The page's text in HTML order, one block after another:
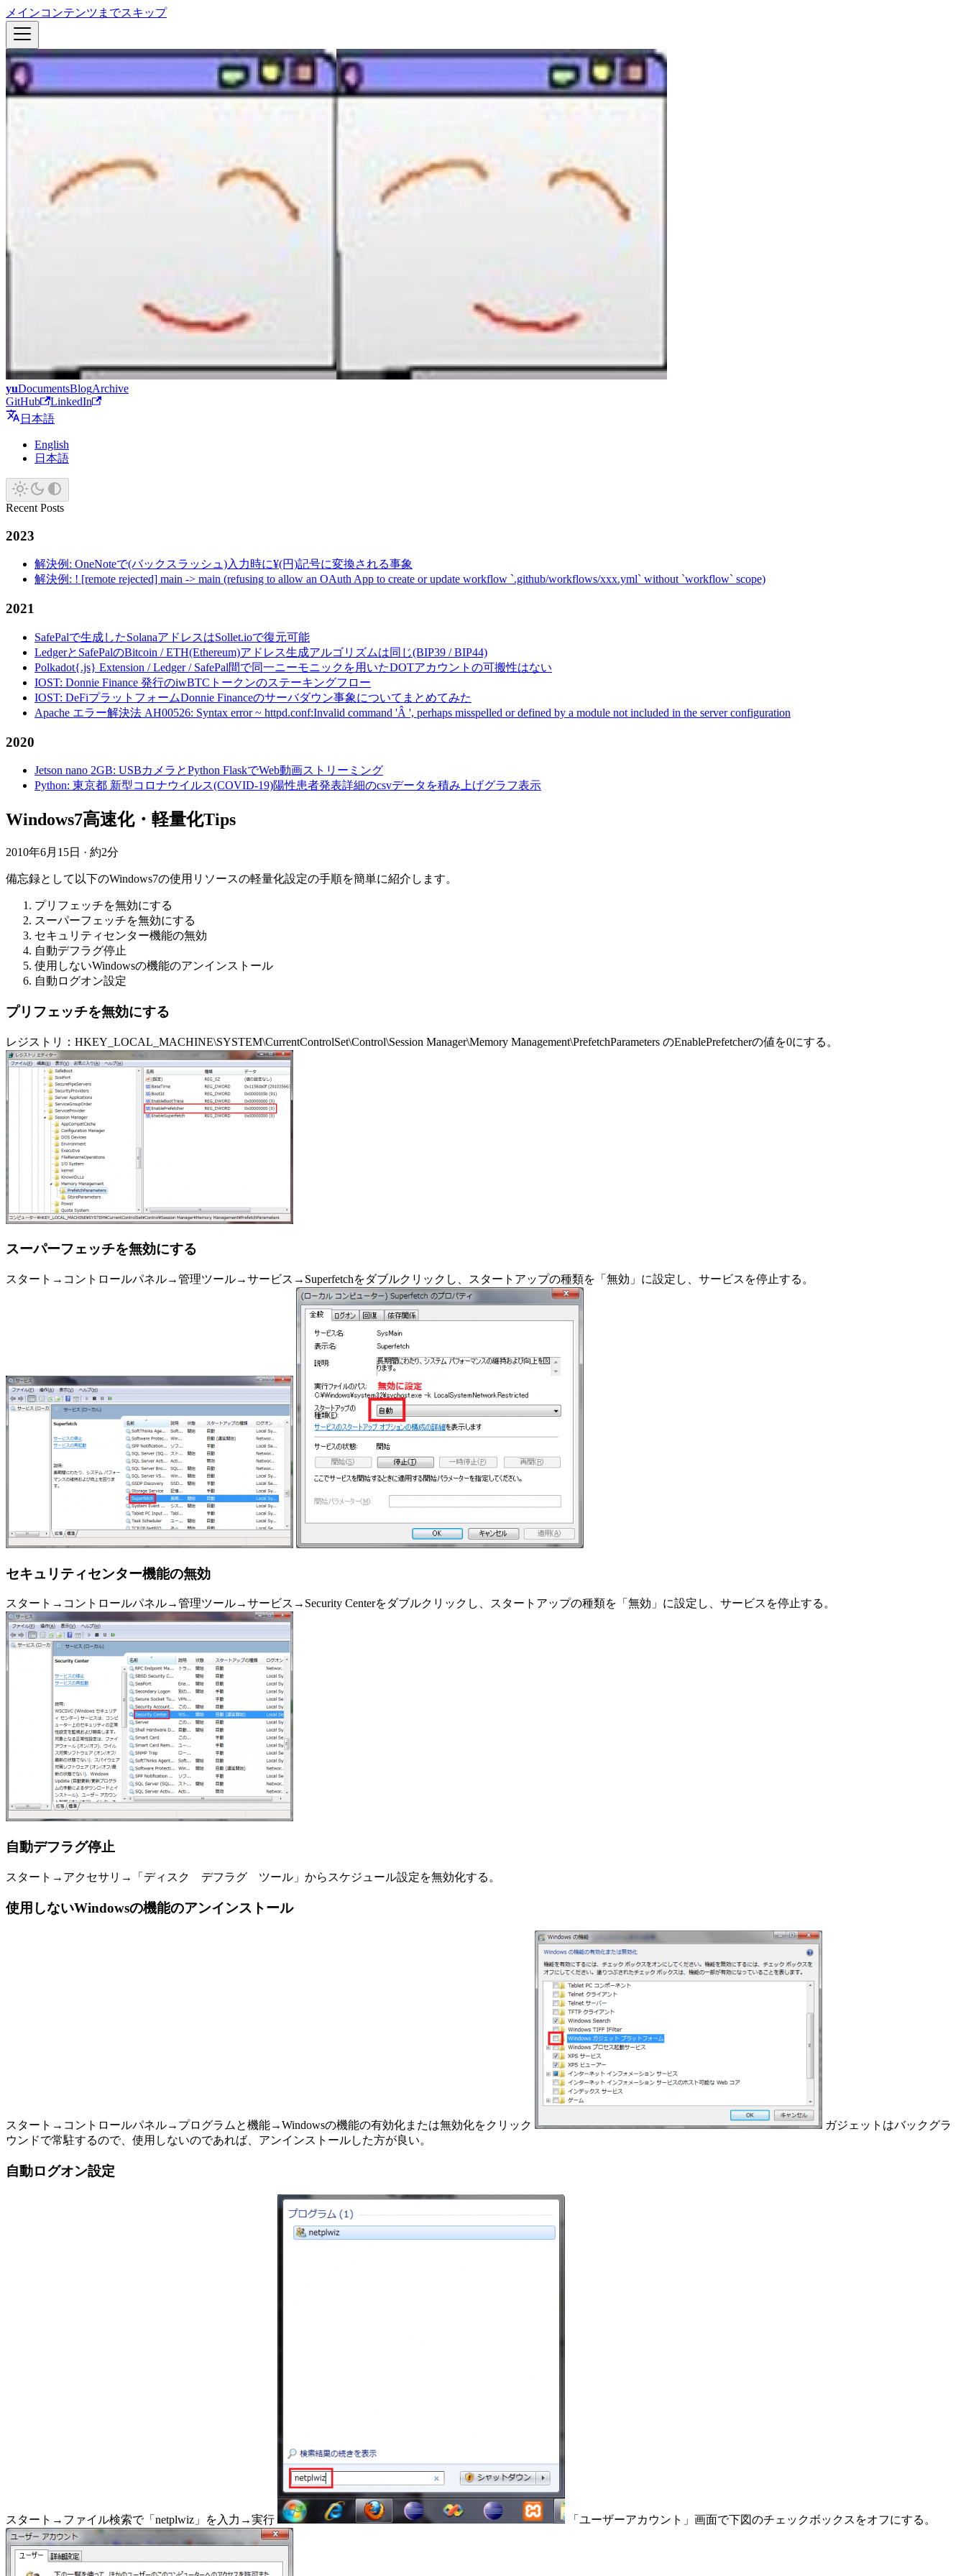
メインコンテンツまでスキップ
yuDocumentsBlogArchive
GitHub
LinkedIn
日本語
English
日本語
Recent Posts
2023
解決例: OneNoteで(バックスラッシュ)入力時に¥(円)記号に変換される事象
解決例: ! [remote rejected] main -> main (refusing to allow an OAuth App to create or update workflow `.github/workflows/xxx.yml` without `workflow` scope)
2021
SafePalで生成したSolanaアドレスはSollet.ioで復元可能
LedgerとSafePalのBitcoin / ETH(Ethereum)アドレス生成アルゴリズムは同じ(BIP39 / BIP44)
Polkadot{.js} Extension / Ledger / SafePal間で同一ニーモニックを用いたDOTアカウントの可搬性はない
IOST: Donnie Finance 発行のiwBTCトークンのステーキングフロー
IOST: DeFiプラットフォームDonnie Financeのサーバダウン事象についてまとめてみた
Apache エラー解決法 AH00526: Syntax error ~ httpd.conf:Invalid command 'Â ', perhaps misspelled or defined by a module not included in the server configuration
2020
Jetson nano 2GB: USBカメラとPython FlaskでWeb動画ストリーミング
Python: 東京都 新型コロナウイルス(COVID-19)陽性患者発表詳細のcsvデータを積み上げグラフ表示
Windows7高速化・軽量化Tips
2010年6月15日 · 約2分
備忘録として以下のWindows7の使用リソースの軽量化設定の手順を簡単に紹介します。
プリフェッチを無効にする
スーパーフェッチを無効にする
セキュリティセンター機能の無効
自動デフラグ停止
使用しないWindowsの機能のアンインストール
自動ログオン設定
プリフェッチを無効にする
レジストリ：HKEY_LOCAL_MACHINE\SYSTEM\CurrentControlSet\Control\Session Manager\Memory Management\PrefetchParameters のEnablePrefetcherの値を0にする。
スーパーフェッチを無効にする
スタート→コントロールパネル→管理ツール→サービス→Superfetchをダブルクリックし、スタートアップの種類を「無効」に設定し、サービスを停止する。
セキュリティセンター機能の無効
スタート→コントロールパネル→管理ツール→サービス→Security Centerをダブルクリックし、スタートアップの種類を「無効」に設定し、サービスを停止する。
自動デフラグ停止
スタート→アクセサリ→「ディスク デフラグ ツール」からスケジュール設定を無効化する。
使用しないWindowsの機能のアンインストール
スタート→コントロールパネル→プログラムと機能→Windowsの機能の有効化または無効化をクリック
ガジェットはバックグラ
ウンドで常駐するので、使用しないのであれば、アンインストールした方が良い。
自動ログオン設定
スタート→ファイル検索で「netplwiz」を入力→実行 「ユーザーアカウント」画面で下図のチェックボックスをオフにする。